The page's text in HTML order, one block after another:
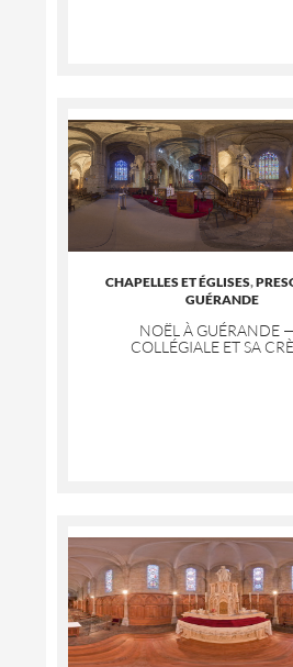
CHAPELLES ET ÉGLISES,
GUÉRANDE
NOËL À GUÉRANDE
COLLÉGIALE ET SA